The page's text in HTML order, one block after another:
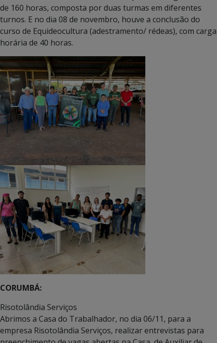
de 160 horas, composta por duas turmas em diferentes
turnos. E no dia 08 de novembro, houve a conclusão do
curso de Equideocultura (adestramento/ rédeas), com carga
horária de 40 horas.
CORUMBÁ:
Risotolândia Serviços
Abrimos a Casa do Trabalhador, no dia 06/11, para a
empresa Risotolândia Serviços, realizar entrevistas para